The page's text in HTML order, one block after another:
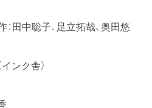
田中聡子、足立拓哉、奥田悠
ンク舎）